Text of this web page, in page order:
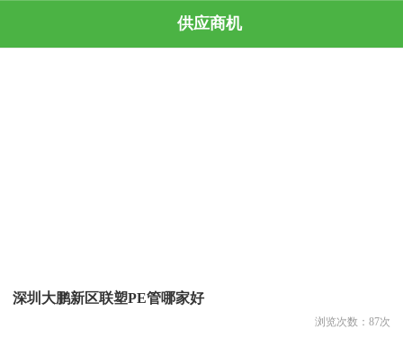
供应商机
深圳大鹏新区联塑PE管哪家好
浏览次数： 87次